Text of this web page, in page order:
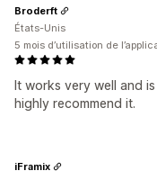
It works very well and
highly recommend it.
Broderft
États-Unis
5 mois d’utilisation de
iFramix